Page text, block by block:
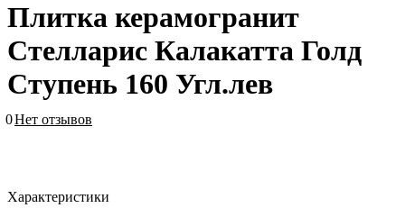
Плитка керамогранит
Стелларис Калакатта Голд
Ступень 160 Угл.лев
0Нет отзывов
Характеристики